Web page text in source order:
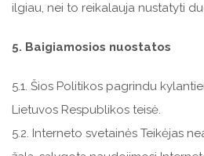
ilgiau, nei to reikalauja nustatyti
5. Baigiamosios nuostatos
5.1. Šios Politikos pagrindu
Lietuvos Respublikos teisė.
5.2. Interneto svetainės Teikėjas